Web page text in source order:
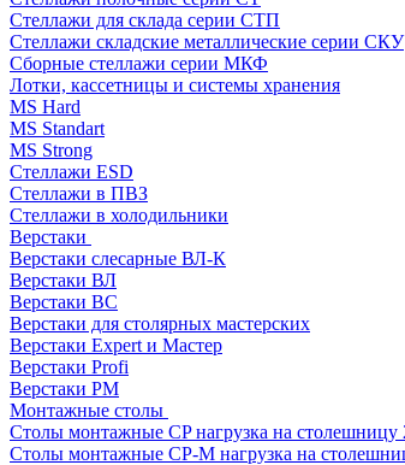
Стеллажи для склада серии СТП
Стеллажи складские металлические серии СКУ
Сборные стеллажи серии МКФ
Лотки, кассетницы и системы хранения
MS Hard
MS Standart
MS Strong
Стеллажи ESD
Стеллажи в ПВЗ
Стеллажи в холодильники
Верстаки
Верстаки слесарные ВЛ-К
Верстаки ВЛ
Верстаки ВС
Верстаки для столярных мастерских
Верстаки Expert и Мастер
Верстаки Profi
Верстаки РМ
Монтажные столы
Столы монтажные СP нагрузка на столешницу
Столы монтажные СР-М нагрузка на